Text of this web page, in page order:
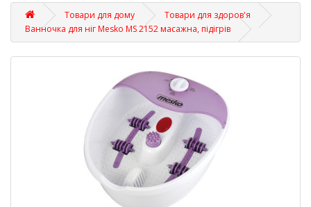
Товари для дому
Товари для здоров'я
Ванночка для ніг Mesko MS 2152 масажна, підігрів